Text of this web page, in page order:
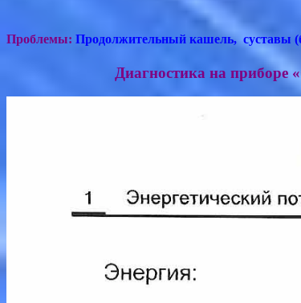
Проблемы: Продолжительный кашель, суставы
Диагностика на приборе